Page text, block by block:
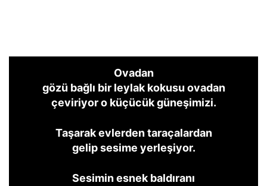
Ovadan
gözü bağlı bir leylak kokusu ovadan
çeviriyor o küçücük güneşimizi.
Taşarak evlerden taraçalardan
gelip sesime yerleşiyor.
Sesimin esnek baldıranı